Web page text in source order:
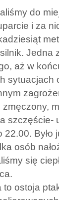
do
i za
silnik.
aż w
szczęście-
22.00.
osób
się
to ostoja